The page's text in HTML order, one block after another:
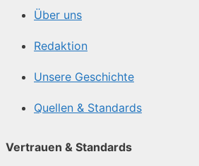
Über uns
Redaktion
Unsere Geschichte
Quellen & Standards
Vertrauen & Standards